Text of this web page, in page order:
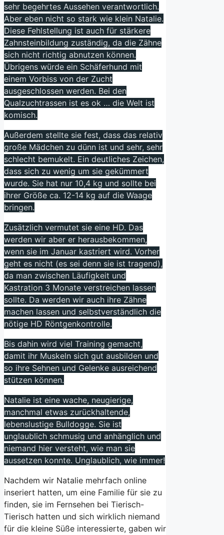
sehr begehrtes Aussehen verantwortlich.
Aber eben nicht so stark wie klein Natalie.
Diese Fehlstellung ist auch für stärkere
Zahnsteinbildung zuständig, da die Zähne
sich nicht richtig abnutzen können.
Übrigens würde ein Schäferhund mit
einem Vorbiss von der Zucht
ausgeschlossen werden. Bei den
Qualzuchtrassen ist es ok … die Welt ist
komisch.
Außerdem stellte sie fest, dass das relativ
große Mädchen zu dünn ist und sehr, sehr
schlecht bemukelt. Ein deutliches Zeichen,
dass sich zu wenig um sie gekümmert
wurde. Sie hat nur 10,4 kg und sollte bei
ihrer Größe ca. 12-14 kg auf die Waage
bringen.
Zusätzlich vermutet sie eine HD. Das
werden wir aber er herausbekommen,
wenn sie im Januar kastriert wird. Vorher
geht es nicht (es sei denn sie ist tragend),
da man zwischen Läufigkeit und
Kastration 3 Monate verstreichen lassen
sollte. Da werden wir auch ihre Zähne
machen lassen und selbstverständlich die
nötige HD Röntgenkontrolle.
Bis dahin wird viel Training gemacht,
damit ihr Muskeln sich gut ausbilden und
so ihre Sehnen und Gelenke ausreichend
stützen können.
Natalie ist eine wache, neugierige,
manchmal etwas zurückhaltende,
lebenslustige Bulldogge. Sie ist
unglaublich schmusig und anhänglich und
niemand hier versteht, wie man sie
aussetzen konnte. Unglaublich, wie immer!
Nachdem wir Natalie mehrfach online
inseriert hatten, um eine Familie für sie zu
finden, sie im Fernsehen bei Tierisch-
Tierisch hatten und sich wirklich niemand
für die kleine Süße interessierte, gaben wir